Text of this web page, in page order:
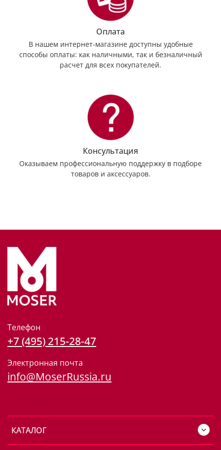
Оплата
В нашем интернет-магазине доступны удобные
способы оплаты: как наличными, так и безналичный
расчет для всех покупателей.
Консультация
Оказываем профессиональную поддержку в подборе
товаров и аксессуаров.
КАТАЛОГ
Телефон
+7 (495) 215-28-47
Электронная почта
info@MoserRussia.ru